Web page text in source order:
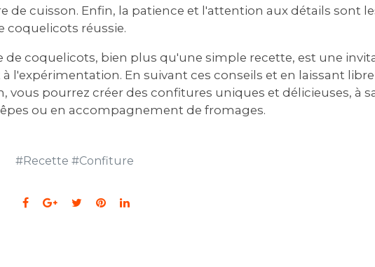
de cuisson. Enfin‚ la patience et l'attention aux détails sont
coquelicots réussie.
de coquelicots‚ bien plus qu'une simple recette‚ est une
l'expérimentation. En suivant ces conseils et en laissant
vous pourrez créer des confitures uniques et délicieuses‚ à
ou en accompagnement de fromages.
#Recette #Confiture